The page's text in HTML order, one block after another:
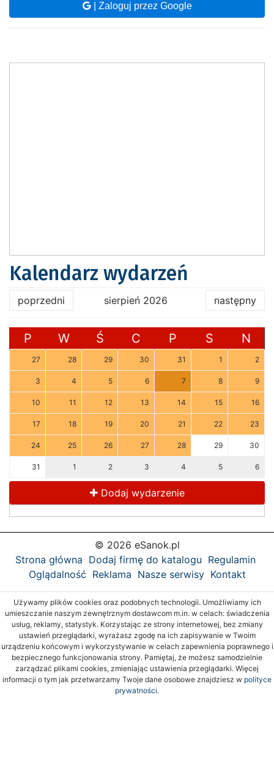
| Zaloguj przez Google
Kalendarz wydarzeń
poprzedni sierpień 2026 następny
P W Ś C P S N
27 28 29 30 31 1 2
3 4 5 6 7 8 9
10 11 12 13 14 15 16
17 18 19 20 21 22 23
24 25 26 27 28 29 30
31 1 2 3 4 5 6
Dodaj wydarzenie
© 2026 eSanok.pl
Strona główna Dodaj firmę do katalogu Regulamin
Oglądalność Reklama Nasze serwisy Kontakt
Używamy plików cookies oraz podobnych technologii. Umożliwiamy ich
umieszczanie naszym zewnętrznym dostawcom m.in. w celach: świadczenia
usług, reklamy, statystyk. Korzystając ze strony internetowej, bez zmiany
ustawień przeglądarki, wyrażasz zgodę na ich zapisywanie w Twoim
urządzeniu końcowym i wykorzystywanie w celach zapewnienia poprawnego i
bezpiecznego funkcjonowania strony. Pamiętaj, że możesz samodzielnie
zarządzać plikami cookies, zmieniając ustawienia przeglądarki. Więcej
informacji o tym jak przetwarzamy Twoje dane osobowe znajdziesz w polityce
prywatności.